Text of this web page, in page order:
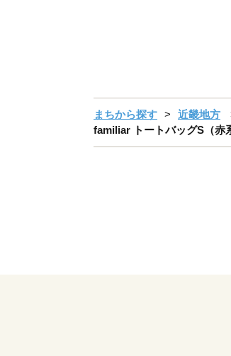
まちから探す 近畿地方
familiar トートバッグS（赤